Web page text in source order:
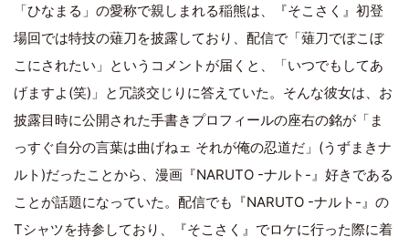
「ひなまる」の愛称で親しまれる稲熊は、『そこさく』初登
場回では特技の薙刀を披露しており、配信で「薙刀でぼこぼ
こにされたい」というコメントが届くと、「いつでもしてあ
げますよ(笑)」と冗談交じりに答えていた。そんな彼女は、お
披露目時に公開された手書きプロフィールの座右の銘が「ま
っすぐ自分の言葉は曲げねェ それが俺の忍道だ」(うずまきナ
ルト)だったことから、漫画『NARUTO -ナルト-』好きである
ことが話題になっていた。配信でも『NARUTO -ナルト-』の
Tシャツを持参しており、『そこさく』でロケに行った際に着